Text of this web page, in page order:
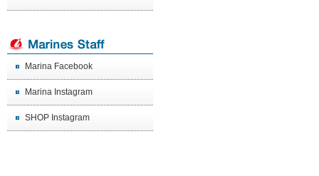
Marina Facebook
Marina Instagram
SHOP Instagram